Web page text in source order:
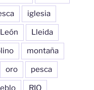
iglesia
León Lleida
montaña
oro pesca
RIO